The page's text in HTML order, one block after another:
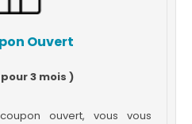
Ouvert
3 mois )
ouvert, vous vous